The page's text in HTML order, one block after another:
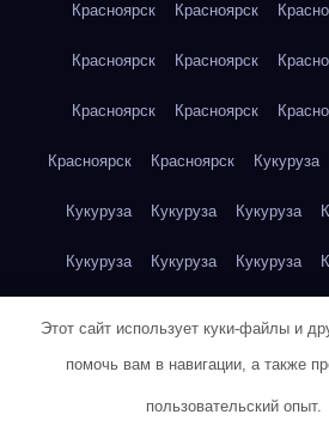
Красноярск Красноярск
Красноярск Красноярск
Красноярск Красноярск
Красноярск Красноярск Кукуруза
Кукуруза Кукуруза Кукуруза
Кукуруза Кукуруза Кукуруза
Куриная грудка Куриная грудка
Куриная грудка Куриная грудка
Этот сайт использует куки-файлы и
помочь вам в навигации, а также
пользовательский опыт.